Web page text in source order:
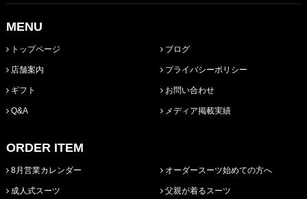
MENU
トップページ
店舗案内
ギフト
Q&A
ブログ
プライバシーポリシー
お問い合わせ
メディア掲載実績
ORDER ITEM
8月営業カレンダー
成人式スーツ
オーダースーツ始めての方へ
父親が着るスーツ